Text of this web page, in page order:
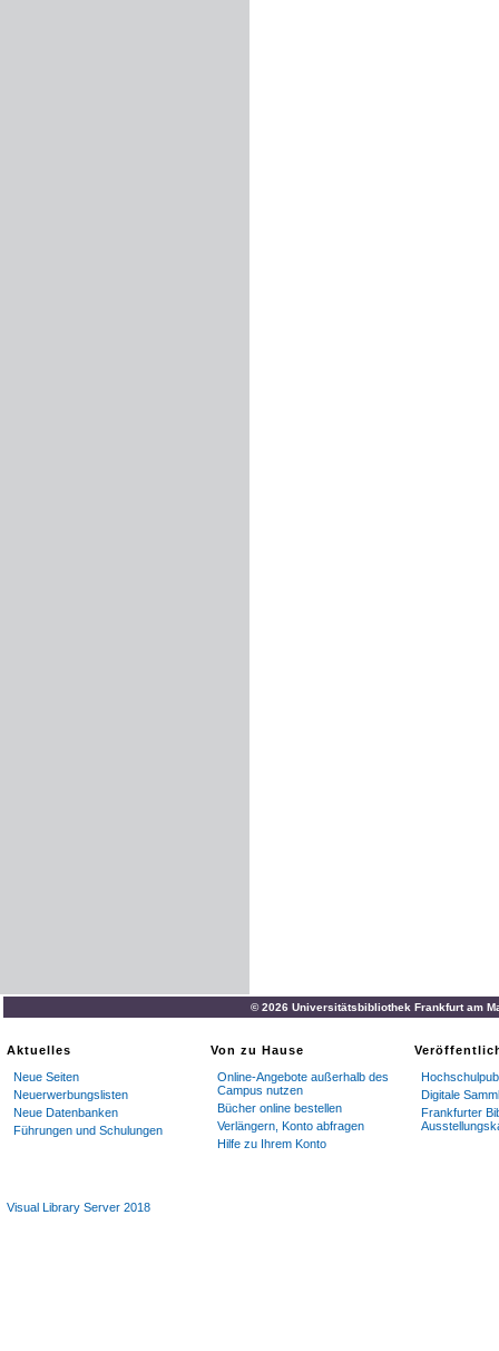
© 2026 Universitätsbibliothek Frankfurt am
Aktuelles
Neue Seiten
Neuerwerbungslisten
Neue Datenbanken
Führungen und Schulungen
Von zu Hause
Online-Angebote außerhalb des
Campus nutzen
Bücher online bestellen
Verlängern, Konto abfragen
Hilfe zu Ihrem Konto
Digitale
Frankfurter
Visual Library Server 2018